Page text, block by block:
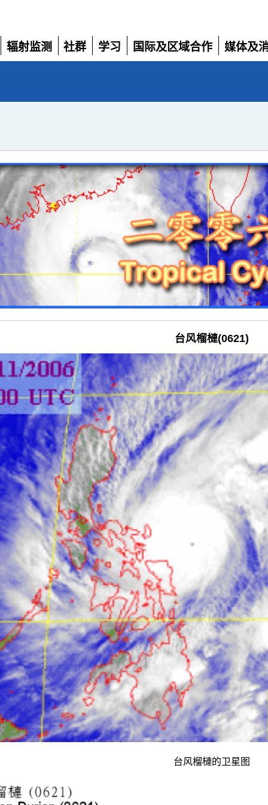
辐射监测
展
社群
展
学习
展
国际及区域合作
展
媒体及
展
台风榴槤(0621)
台风榴槤的卫星图